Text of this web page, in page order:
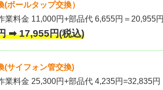
ボールタップ交換）
業料金 11,000円+部品代 6,655円＝20,955円
➡ 17,955円(税込)
(サイフォン管交換)
業料金 25,300円+部品代 4,235円=32,835円